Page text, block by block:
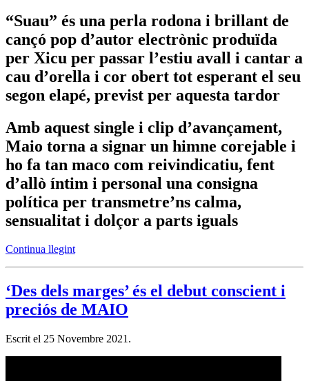
“Suau” és una perla rodona i brillant de
cançó pop d’autor electrònic produïda
per Xicu per passar l’estiu avall i cantar a
cau d’orella i cor obert tot esperant el seu
segon elapé, previst per aquesta tardor
Amb aquest single i clip d’avançament,
Maio torna a signar un himne corejable i
ho fa tan maco com reivindicatiu, fent
d’allò íntim i personal una consigna
política per transmetre’ns calma,
sensualitat i dolçor a parts iguals
Continua llegint
‘Des dels marges’ és el debut conscient i
preciós de MAIO
Escrit el 25 Novembre 2021 .